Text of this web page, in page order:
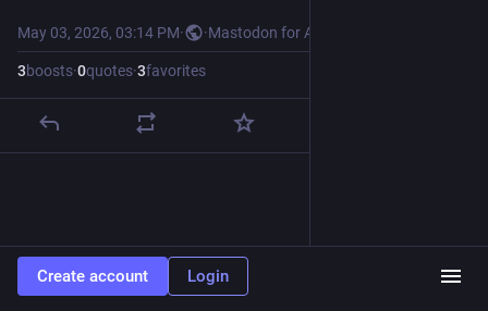
May 03, 2026, 03:14 PM· ·Mastodon for Android
3boosts·0quotes·3favorites
Create account Login